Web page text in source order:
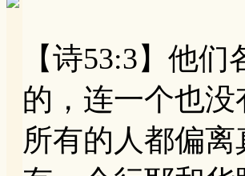
【诗53:3】他
的，连一个也没
所有的人都偏